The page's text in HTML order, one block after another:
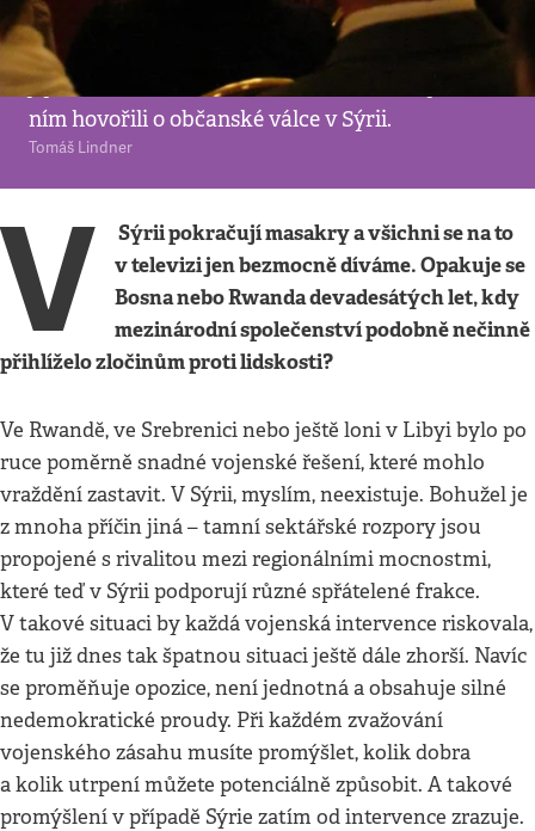
zakotvila odpovědnost mezinárodního
společenství za ochranu civilistů před zvůlí
jejich vládců. Na konferenci Forum 2000 jsme s
ním hovořili o občanské válce v Sýrii.
Tomáš Lindner
V
Sýrii pokračují masakry a všichni se na to
v televizi jen bezmocně díváme. Opakuje se
Bosna nebo Rwanda devadesátých let, kdy
mezinárodní společenství podobně nečinně
přihlíželo zločinům proti lidskosti?
Ve Rwandě, ve Srebrenici nebo ještě loni v Libyi bylo po
ruce poměrně snadné vojenské řešení, které mohlo
vraždění zastavit. V Sýrii, myslím, neexistuje. Bohužel je
z mnoha příčin jiná – tamní sektářské rozpory jsou
propojené s rivalitou mezi regionálními mocnostmi,
které teď v Sýrii podporují různé spřátelené frakce.
V takové situaci by každá vojenská intervence riskovala,
že tu již dnes tak špatnou situaci ještě dále zhorší. Navíc
se proměňuje opozice, není jednotná a obsahuje silné
nedemokratické proudy. Při každém zvažování
vojenského zásahu musíte promýšlet, kolik dobra
a kolik utrpení můžete potenciálně způsobit. A takové
promýšlení v případě Sýrie zatím od intervence zrazuje.